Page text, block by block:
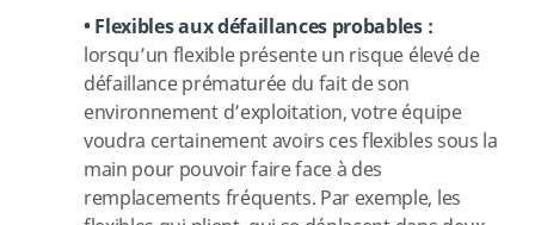
•Flexibles aux défaillances probables :
lorsqu’un flexible présente un risque élevé de
défaillance prématurée du fait de son
environnement d’exploitation, votre équipe
voudra certainement avoirs ces flexibles sous la
main pour pouvoir faire face à des
remplacements fréquents. Par exemple, les